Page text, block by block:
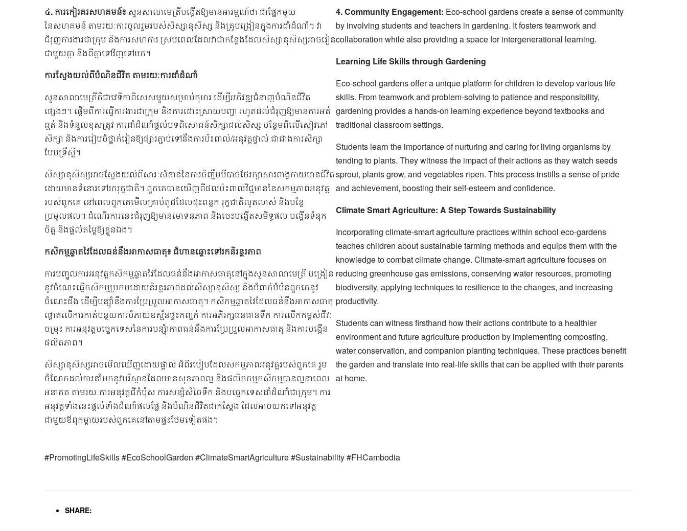
៤. ការកៀរគរសហគមន៍៖ សួនសាលាមេត្រីបង្កើតឱ្យមានអារម្មណ៍ថា ជាផ្នែកមួយ
នៃសហគមន៍ តាមរយៈការចូលរួមរបស់សិស្សានុសិស្ស និងគ្រូបង្រៀនក្នុងការដាំដំណាំ។ វា
ជំរុញការងារជាក្រុម និងការសហការ ស្របពេលដែលវាជាកន្លែងដែលសិស្សានុសិស្សអាចរៀន
ជាមួយគ្នា និងពីគ្នាទៅវិញទៅមក។
ការស្វែងយល់ពីបំណិនជីវិត តាមរយៈការដាំដំណាំ
សួនសាលាមេត្រីគឺជាវេទិកាពិសេសមួយសម្រាប់កុមារ ដើម្បីអភិវឌ្ឍជំនាញបំណិនជីវិត
ផ្សេងៗ។ ផ្តើមពីការធ្វើការងារជាក្រុម និងការដោះស្រាយបញ្ហា រហូតដល់ជំរុញឱ្យមានការអត់
ធ្មត់ និងទំនួលខុសត្រូវ ការដាំដំណាំផ្តល់បទពិសោធន៍សិក្សាដល់សិស្ស បន្ថែមពីលើសៀវភៅ
សិក្សា និងការរៀបចំថ្នាក់រៀនឱ្យផ្សារភ្ជាប់ទៅនឹងការប៉ះពាល់/អនុវត្តផ្ទាល់ ជាជាងការសិក្សា
បែបទ្រឹស្តី។
សិស្សានុសិស្សអាចស្វែងយល់ពីសារៈសំខាន់នៃការចិញ្ចឹមបីបាច់ថែរក្សាសារពាង្គកាយមានជីវិត
ដោយមានទំនោរទៅរករុក្ខជាតិ។ ពួកគេបានឃើញពីផលប៉ះពាល់វិជ្ជមាននៃសកម្មភាពអនុវត្ត
របស់ពួកគេ នៅពេលពួកគេមើលគ្រាប់ពូជដែលដុះពន្លក រុក្ខជាតិលូតលាស់ និងបន្លែ
ប្រមូលផល។ ដំណើរការនេះជំរុញឱ្យមានមោទនភាព និងចេះបង្កើតសមិទ្ធផល បង្កើនទំនុក
ចិត្ត និងផ្តល់តម្លៃឱ្យខ្លួនឯង។
កសិកម្មឆ្លាតវៃដែលធន់នឹងអាកាសធាតុ៖ ជំហានឆ្ពោះទៅរកនិរន្តរភាព
ការបញ្ចូលការអនុវត្តកសិកម្មឆ្លាតវៃដែលធន់នឹងអាកាសធាតុនៅក្នុងសួនសាលាមេត្រី បង្រៀន
នូវចំណេះធ្វើកសិកម្មប្រកបដោយនិរន្តរភាពដល់សិស្សានុសិស្ស និងបំពាក់បំប៉នពួកគេនូវ
ចំណេះដឹង ដើម្បីបន្ស៊ាំនឹងការប្រែប្រួលអាកាសធាតុ។ កសិកម្មឆ្លាតវៃដែលធន់នឹងអាកាសធាតុ
ផ្តោតលើការកាត់បន្ថយការបំភាយឧស្ម័នផ្ទះកញ្ចក់ ការអភិរក្សធនធានទឹក ការលើកកម្ពស់ជីវៈ
ចម្រុះ ការអនុវត្តបច្ចេកទេសនៃការបន្សុំាភាពធន់នឹងការប្រែប្រួលអាកាសធាតុ និងការបង្កើន
ផលិតភាព។
សិស្សានុសិស្សអាចមើលឃើញដោយផ្ទាល់ អំពីរបៀបដែលសកម្មភាពអនុវត្តរបស់ពួកគេ រួម
ចំណែកដល់ការនាំមកនូវបរិស្ថានដែលមានសុខភាពល្អ និងផលិតកម្មកសិកម្មបានល្អនាពេល
អនាគត តាមរយៈការអនុវត្តជីកំប៉ុស ការសន្សំសំចៃទឹក និងបច្ចេកទេសដាំដំណាំជាក្រុម។ ការ
អនុវត្តទាំងនេះផ្តល់ទាំងដំណាំផលផ្លែ និងបំណិនជីវិតជាក់ស្ដែង ដែលអាចយកទៅអនុវត្ត
ជាមួយឪពុកម្តាយរបស់ពួកគេនៅតាមផ្ទះថែមទៀតផង។
4. Community Engagement: Eco-school gardens create a sense of community
by involving students and teachers in gardening. It fosters teamwork and
collaboration while also providing a space for intergenerational learning.
Learning Life Skills through Gardening
Eco-school gardens offer a unique platform for children to develop various life
skills. From teamwork and problem-solving to patience and responsibility,
gardening provides a hands-on learning experience beyond textbooks and
traditional classroom settings.
Students learn the importance of nurturing and caring for living organisms by
tending to plants. They witness the impact of their actions as they watch seeds
sprout, plants grow, and vegetables ripen. This process instills a sense of pride
and achievement, boosting their self-esteem and confidence.
Climate Smart Agriculture: A Step Towards Sustainability
Incorporating climate-smart agriculture practices within school eco-gardens
teaches children about sustainable farming methods and equips them with the
knowledge to combat climate change. Climate-smart agriculture focuses on
reducing greenhouse gas emissions, conserving water resources, promoting
biodiversity, applying techniques to resilience to the changes, and increasing
productivity.
Students can witness firsthand how their actions contribute to a healthier
environment and future agriculture production by implementing composting,
water conservation, and companion planting techniques. These practices benefit
the garden and translate into real-life skills that can be applied with their parents
at home.
#PromotingLifeSkills #EcoSchoolGarden #ClimateSmartAgriculture #Sustainability #FHCambodia
SHARE: